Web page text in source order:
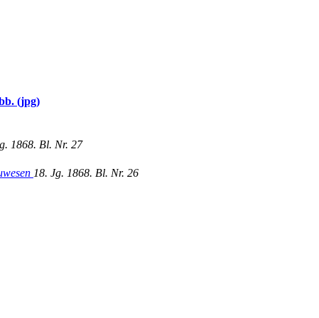
(jpg)
1868. Bl. Nr. 27
18. Jg. 1868. Bl. Nr. 26